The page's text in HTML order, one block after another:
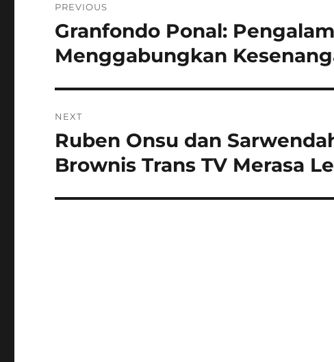
pos
PREVIOUS
Previous
post:
Granfondo Ponal:
Menggabungkan
NEXT
Next
post:
Ruben Onsu dan
Brownis Trans TV Merasa